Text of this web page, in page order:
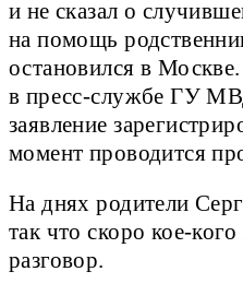
и не сказал о
на помощь
остановился в
в пресс-службе ГУ
заявление
момент проводится
На днях родители
так что скоро кое-
разговор.